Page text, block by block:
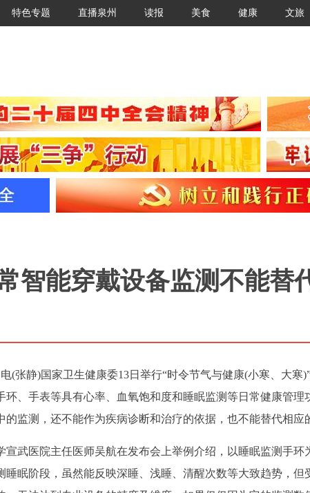
特色专题 直播泉州 读报 美食 健康 文旅
智能穿戴设备监测不能替
(张静)国家卫生健康委13日举行“时令节气与健康(小寒、大寒
环、手表等具有心率、血氧饱和度和睡眠监测等日常健康管理
的监测，还不能作为疾病诊断和治疗的依据，也不能替代相应
宣武医院主任医师吴航在发布会上举例介绍，以睡眠监测手环
睡眠阶段，虽然能反映深睡、浅睡、清醒次数等大致趋势，但